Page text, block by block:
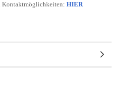
Kontaktmöglichkeiten: HIER